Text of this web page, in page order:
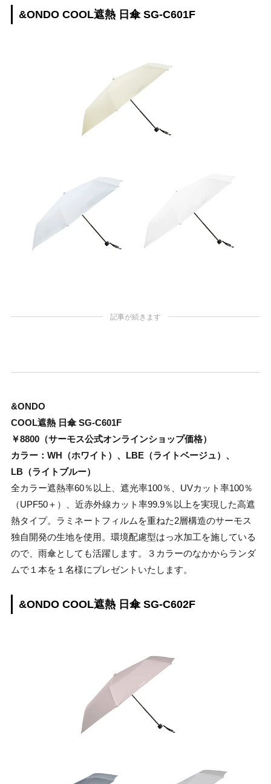
&ONDO COOL遮熱 日傘 SG-C601F
記事が続きます
&ONDO
COOL遮熱 日傘 SG-C601F
￥8800（サーモス公式オンラインショップ価格）
カラー：WH（ホワイト）、LBE（ライトベージュ）、
LB（ライトブルー）
全カラー遮熱率60％以上、遮光率100％、UVカット率100％
（UPF50＋）、近赤外線カット率99.9％以上を実現した高遮
熱タイプ。ラミネートフィルムを重ねた2層構造のサーモス
独自開発の生地を使用。環境配慮型はっ水加工を施している
ので、雨傘としても活躍します。３カラーのなかからランダ
ムで１本を１名様にプレゼントいたします。
&ONDO COOL遮熱 日傘 SG-C602F